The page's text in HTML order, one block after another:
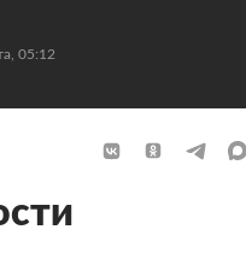
05:12